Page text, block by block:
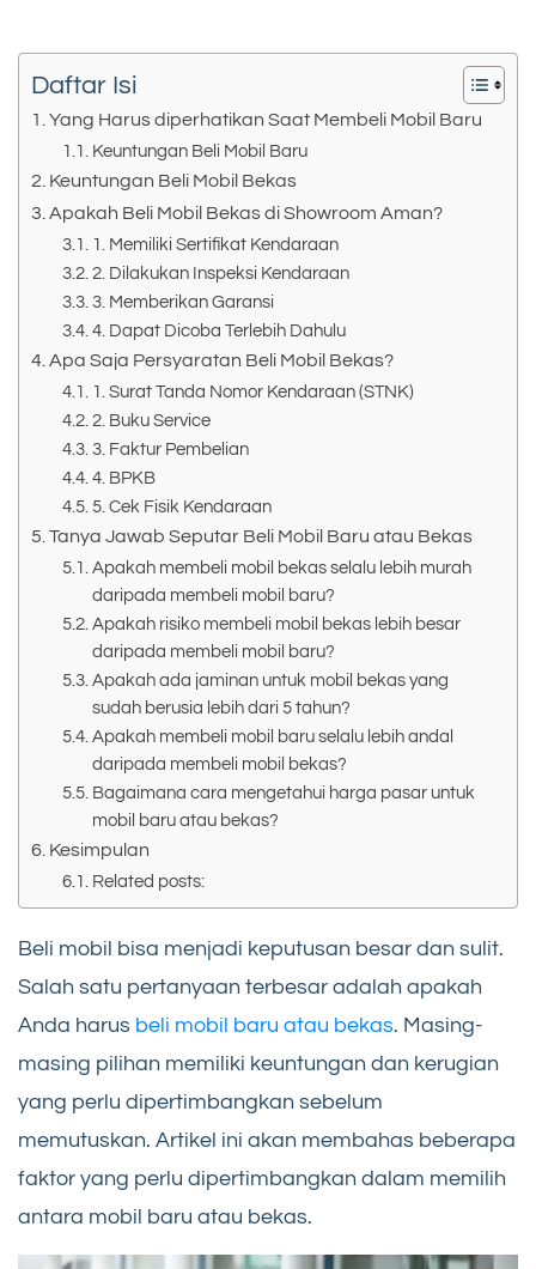
Daftar Isi
Yang Harus diperhatikan Saat Membeli Mobil Baru
Keuntungan Beli Mobil Baru
Keuntungan Beli Mobil Bekas
Apakah Beli Mobil Bekas di Showroom Aman?
1. Memiliki Sertifikat Kendaraan
2. Dilakukan Inspeksi Kendaraan
3. Memberikan Garansi
4. Dapat Dicoba Terlebih Dahulu
Apa Saja Persyaratan Beli Mobil Bekas?
1. Surat Tanda Nomor Kendaraan (STNK)
2. Buku Service
3. Faktur Pembelian
4. BPKB
5. Cek Fisik Kendaraan
Tanya Jawab Seputar Beli Mobil Baru atau Bekas
Apakah membeli mobil bekas selalu lebih murah
daripada membeli mobil baru?
Apakah risiko membeli mobil bekas lebih besar
daripada membeli mobil baru?
Apakah ada jaminan untuk mobil bekas yang
sudah berusia lebih dari 5 tahun?
Apakah membeli mobil baru selalu lebih andal
daripada membeli mobil bekas?
Bagaimana cara mengetahui harga pasar untuk
mobil baru atau bekas?
Kesimpulan
Related posts:
Beli mobil bisa menjadi keputusan besar dan sulit.
Salah satu pertanyaan terbesar adalah apakah
Anda harus beli mobil baru atau bekas. Masing-
masing pilihan memiliki keuntungan dan kerugian
yang perlu dipertimbangkan sebelum
memutuskan. Artikel ini akan membahas beberapa
faktor yang perlu dipertimbangkan dalam memilih
antara mobil baru atau bekas.